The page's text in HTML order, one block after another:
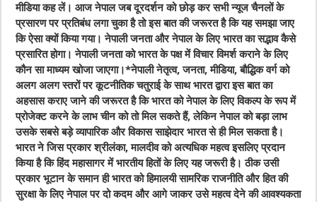
मीडिया कह लें। आज नेपाल जब दूरदर्शन को छोड़ कर सभी न्यूज चैनलों के
प्रसारण पर प्रतिबंध लगा चुका है तो इस बात की जरूरत है कि यह समझा जाए
कि ऐसा क्यों किया गया। नेपाली जनता और नेपाल के लिए भारत का सद्भाव कैसे
प्रसारित होगा। नेपाली जनता को भारत के पक्ष में विचार विमर्श कराने के लिए
कौन सा माध्यम खोजा जाएगा।*नेपाली नेतृत्व, जनता, मीडिया, बौद्धिक वर्ग को
अलग अलग स्तरों पर कूटनीतिक चतुराई के साथ भारत द्वारा इस बात का
अहसास कराए जाने की जरूरत है कि भारत को नेपाल के लिए विकल्प के रूप में
प्रोजेक्ट करने के लाभ चीन को तो मिल सकते हैं, लेकिन नेपाल को बड़ा लाभ
उसके सबसे बड़े व्यापारिक और विकास साझेदार भारत से ही मिल सकता है।
भारत ने जिस प्रकार श्रीलंका, मालदीव को अत्यधिक महत्व इसलिए प्रदान
किया है कि हिंद महासागर में भारतीय हितों के लिए यह जरूरी है। ठीक उसी
प्रकार भूटान के समान ही भारत को हिमालयी सामरिक राजनीति और हित की
सुरक्षा के लिए नेपाल पर दो कदम और आगे जाकर उसे महत्व देने की आवश्यकता